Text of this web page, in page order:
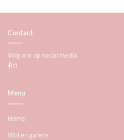
Contact
Volg ons op social media
Menu
Home
Wol en garens